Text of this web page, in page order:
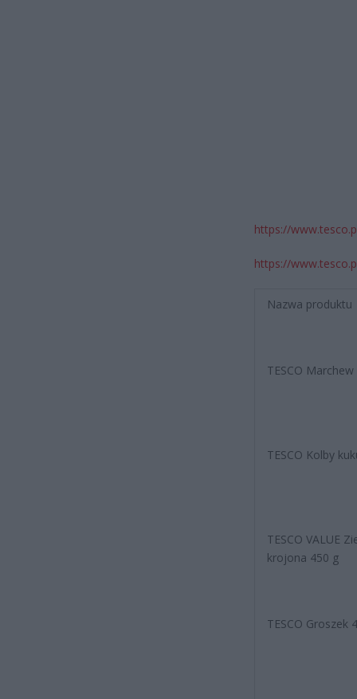
https://
https://
Nazwa produktu
TESCO
TESCO Kolby
TESCO VALUE
krojona 450 g
TESCO Groszek